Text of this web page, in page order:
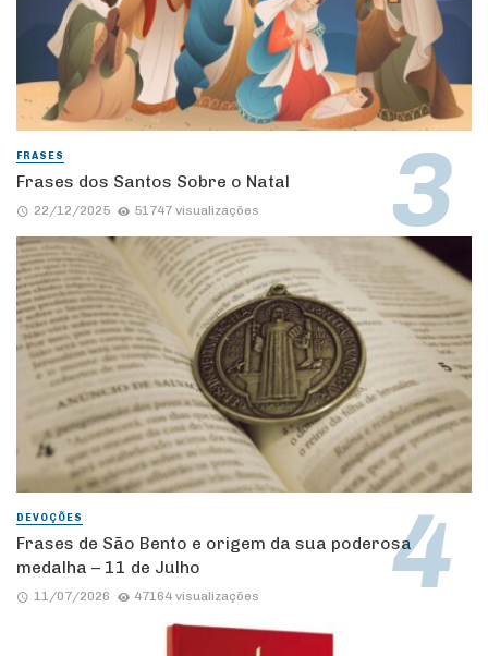
FRASES
Frases dos Santos Sobre o Natal
22/12/2025 51747 visualizações
DEVOÇÕES
Frases de São Bento e origem da sua poderosa
medalha – 11 de Julho
11/07/2026 47164 visualizações